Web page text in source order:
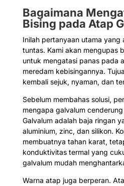
Bagaimana
Bising pada Atap
Inilah pertanyaan utama yang
tuntas. Kami akan mengupas
untuk mengatasi panas pada
meredam kebisingannya.
kembali sejuk, nyaman, dan
Sebelum membahas solusi,
mengapa galvalum
Galvalum adalah baja ringan
aluminium, zinc, dan silikon.
membuatnya tahan karat,
konduktivitas termal yang
galvalum mudah
Warna atap juga berperan.